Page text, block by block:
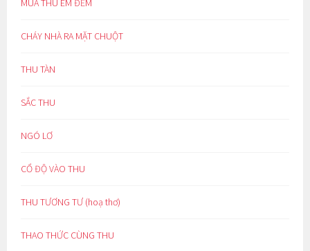
MÙA THU ÊM ĐỀM
CHÁY NHÀ RA MẶT CHUỘT
THU TÀN
SẮC THU
NGÓ LƠ
CỔ ĐỘ VÀO THU
THU TƯƠNG TƯ (hoạ thơ)
THAO THỨC CÙNG THU